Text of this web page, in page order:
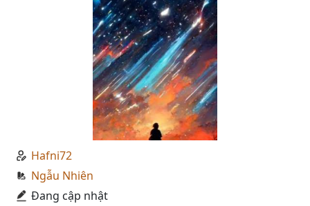
Hafni72
Ngẫu Nhiên
Đang cập nhật